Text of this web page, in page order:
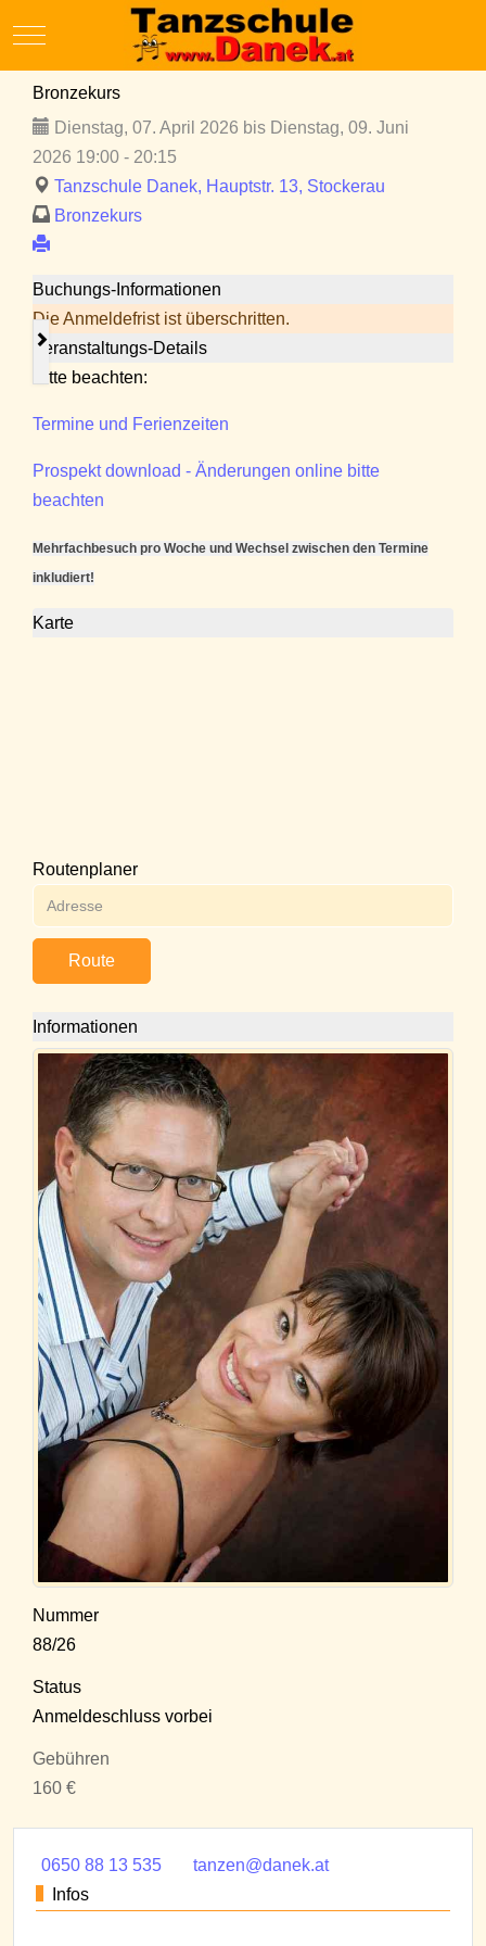
Mobile Menu Toggle
Bronzekurs
Dienstag, 07. April 2026 bis Dienstag, 09. Juni
2026 19:00 - 20:15
Tanzschule Danek, Hauptstr. 13, Stockerau
Bronzekurs
Buchungs-Informationen
Die Anmeldefrist ist überschritten.
Veranstaltungs-Details
Bitte beachten:
Termine und Ferienzeiten
Prospekt download - Änderungen online bitte
beachten
Mehrfachbesuch pro Woche und Wechsel zwischen den Termine
inkludiert!
Karte
Routenplaner
Route
Informationen
Nummer
88/26
Status
Anmeldeschluss vorbei
Gebühren
160 €
0650 88 13 535
tanzen@danek.at
Infos